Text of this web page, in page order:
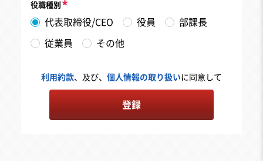
役職種別
代表取締役/CEO 役員 部課長
従業員 その他
利用約款、及び、 個人情報の取り扱いに同意して
登録